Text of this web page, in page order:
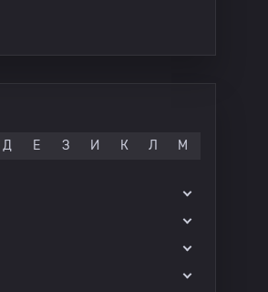
Д Е З И К Л М